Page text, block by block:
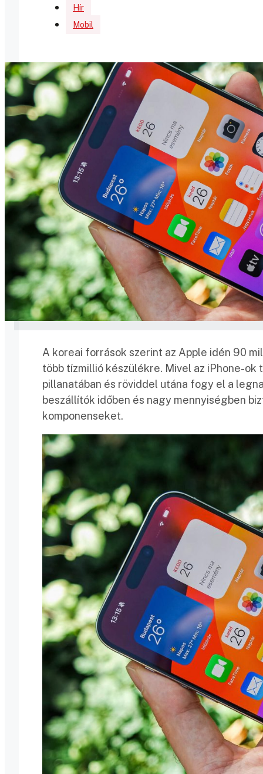
Hír
Mobil
A koreai források szerint az Apple idén 90
több tízmillió készülékre. Mivel az iPhone-
pillanatában és röviddel utána fogy el a
beszállítók időben és nagy mennyiségben
komponenseket.